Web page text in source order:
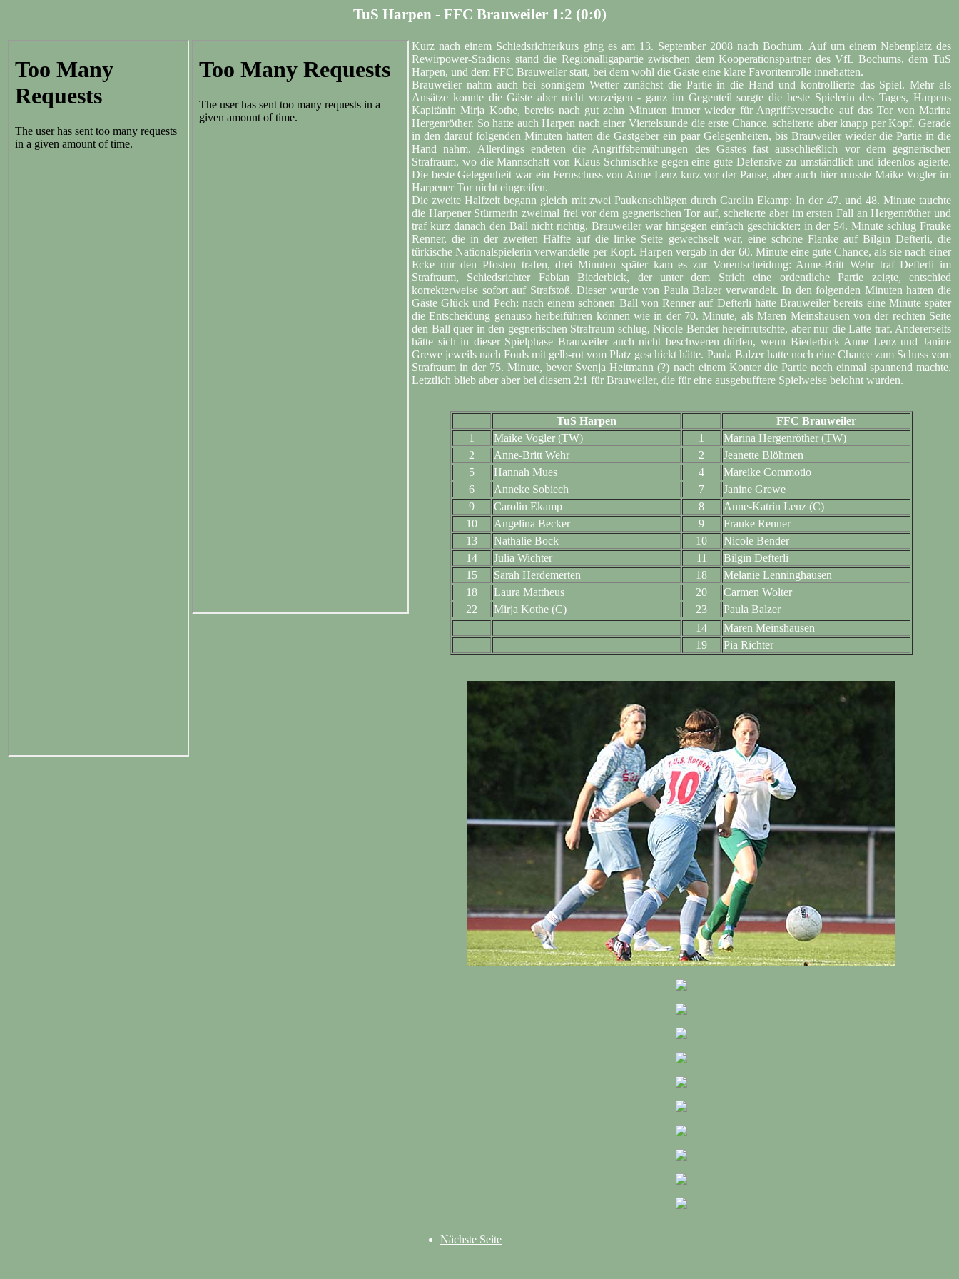
TuS Harpen - FFC Brauweiler 1:2 (0:0)
Kurz nach einem Schiedsrichterkurs ging es am 13. September 2008 nach Bochum. Auf um einem Nebenplatz des
Rewirpower-Stadions stand die Regionalligapartie zwischen dem Kooperationspartner des VfL Bochums, dem TuS
Harpen, und dem FFC Brauweiler statt, bei dem wohl die Gäste eine klare Favoritenrolle innehatten.
Brauweiler nahm auch bei sonnigem Wetter zunächst die Partie in die Hand und kontrollierte das Spiel. Mehr als
Ansätze konnte die Gäste aber nicht vorzeigen - ganz im Gegenteil sorgte die beste Spielerin des Tages, Harpens
Kapitänin Mirja Kothe, bereits nach gut zehn Minuten immer wieder für Angriffsversuche auf das Tor von Marina
Hergenröther. So hatte auch Harpen nach einer Viertelstunde die erste Chance, scheiterte aber knapp per Kopf. Gerade
in den darauf folgenden Minuten hatten die Gastgeber ein paar Gelegenheiten, bis Brauweiler wieder die Partie in die
Hand nahm. Allerdings endeten die Angriffsbemühungen des Gastes fast ausschließlich vor dem gegnerischen
Strafraum, wo die Mannschaft von Klaus Schmischke gegen eine gute Defensive zu umständlich und ideenlos agierte.
Die beste Gelegenheit war ein Fernschuss von Anne Lenz kurz vor der Pause, aber auch hier musste Maike Vogler im
Harpener Tor nicht eingreifen.
Die zweite Halfzeit begann gleich mit zwei Paukenschlägen durch Carolin Ekamp: In der 47. und 48. Minute tauchte
die Harpener Stürmerin zweimal frei vor dem gegnerischen Tor auf, scheiterte aber im ersten Fall an Hergenröther und
traf kurz danach den Ball nicht richtig. Brauweiler war hingegen einfach geschickter: in der 54. Minute schlug Frauke
Renner, die in der zweiten Hälfte auf die linke Seite gewechselt war, eine schöne Flanke auf Bilgin Defterli, die
türkische Nationalspielerin verwandelte per Kopf. Harpen vergab in der 60. Minute eine gute Chance, als sie nach einer
Ecke nur den Pfosten trafen, drei Minuten später kam es zur Vorentscheidung: Anne-Britt Wehr traf Defterli im
Strafraum, Schiedsrichter Fabian Biederbick, der unter dem Strich eine ordentliche Partie zeigte, entschied
korrekterweise sofort auf Strafstoß. Dieser wurde von Paula Balzer verwandelt. In den folgenden Minuten hatten die
Gäste Glück und Pech: nach einem schönen Ball von Renner auf Defterli hätte Brauweiler bereits eine Minute später
die Entscheidung genauso herbeiführen können wie in der 70. Minute, als Maren Meinshausen von der rechten Seite
den Ball quer in den gegnerischen Strafraum schlug, Nicole Bender hereinrutschte, aber nur die Latte traf. Andererseits
hätte sich in dieser Spielphase Brauweiler auch nicht beschweren dürfen, wenn Biederbick Anne Lenz und Janine
Grewe jeweils nach Fouls mit gelb-rot vom Platz geschickt hätte. Paula Balzer hatte noch eine Chance zum Schuss vom
Strafraum in der 75. Minute, bevor Svenja Heitmann (?) nach einem Konter die Partie noch einmal spannend machte.
Letztlich blieb aber aber bei diesem 2:1 für Brauweiler, die für eine ausgebufftere Spielweise belohnt wurden.
TuS Harpen
FFC Brauweiler
1
Maike Vogler (TW) 1
Marina Hergenröther (TW)
2
Anne-Britt Wehr 2
Jeanette Blöhmen
5
Hannah Mues 4
Mareike Commotio
6
Anneke Sobiech 7
Janine Grewe
9
Carolin Ekamp 8
Anne-Katrin Lenz (C)
10
Angelina Becker 9
Frauke Renner
13
Nathalie Bock 10
Nicole Bender
14
Julia Wichter 11
Bilgin Defterli
15
Sarah Herdemerten 18
Melanie Lenninghausen
18
Laura Mattheus 20
Carmen Wolter
22
Mirja Kothe (C) 23
Paula Balzer
14
Maren Meinshausen
19
Pia Richter
Nächste Seite